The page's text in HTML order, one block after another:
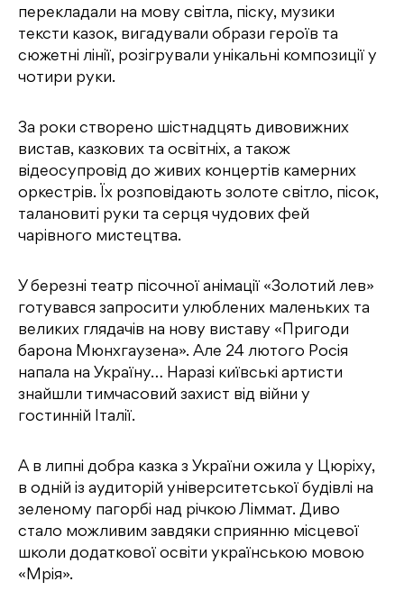
перекладали на мову світла, піску, музики
тексти казок, вигадували образи героїв та
сюжетні лінії, розігрували унікальні композиції у
чотири руки.
За роки створено шістнадцять дивовижних
вистав, казкових та освітніх, а також
відеосупровід до живих концертів камерних
оркестрів. Їх розповідають золоте світло, пісок,
талановиті руки та серця чудових фей
чарівного мистецтва.
У березні театр пісочної анімації «Золотий лев»
готувався запросити улюблених маленьких та
великих глядачів на нову виставу «Пригоди
барона Мюнхгаузена». Але 24 лютого Росія
напала на Україну… Наразі київські артисти
знайшли тимчасовий захист від війни у
гостинній Італії.
А в липнi добра казка з України ожила у Цюріху,
в одній із аудиторій університетської будівлі на
зеленому пагорбі над річкою Ліммат. Диво
стало можливим завдяки сприянню місцевої
школи додаткової освіти українською мовою
«Мрія».